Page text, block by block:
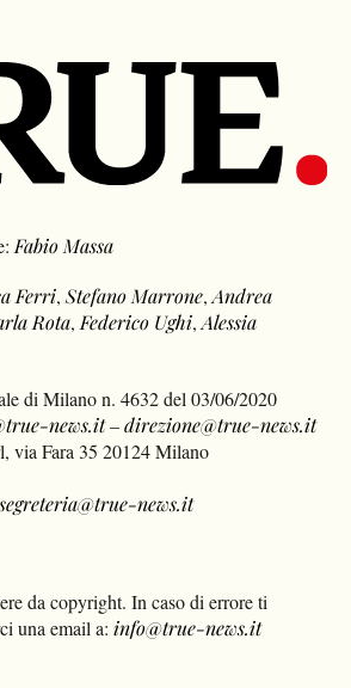
Fabio Massa
Ferri,Stefano Marrone,Andrea
Rota, Federico Ughi,Alessia
di Milano n. 4632 del 03/06/2020
news.it–direzione@true-news.it
via Fara 35 20124 Milano
segreteria@true-news.it
da copyright. In caso di errore ti
una email a: info@true-news.it